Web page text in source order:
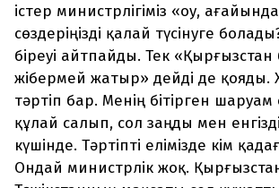
істер министрлігіміз «оу,
сөздеріңізді қалай түсінуге
біреуі айтпайды. Тек «Қырғызстан
жібермей жатыр» дейді де қояды.
тәртіп бар. Менің бітірген
құлай салып, сол заңды мен
күшінде. Тәртіпті елімізде кім
Ондай министрлік жоқ.